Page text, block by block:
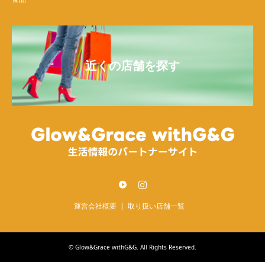
近くの店舗を探す
運営会社概要 取り扱い店舗一覧
© Glow&Grace withG&G . All Rights Reserved.